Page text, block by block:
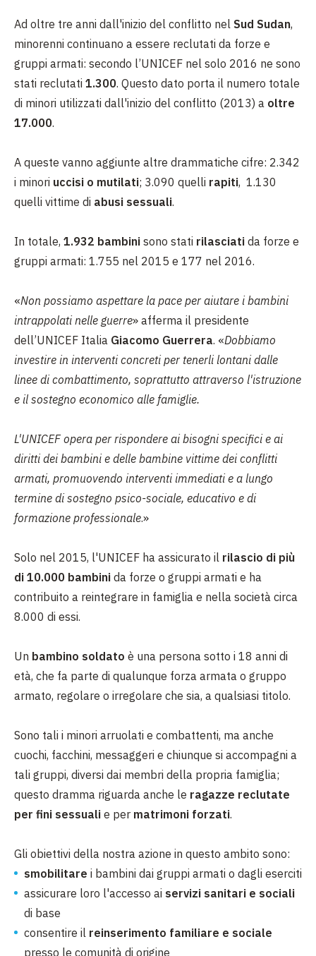
Ad oltre tre anni dall'inizio del conflitto nel Sud Sudan,
minorenni continuano a essere reclutati da forze e
gruppi armati: secondo l’UNICEF nel solo 2016 ne sono
stati reclutati 1.300. Questo dato porta il numero totale
di minori utilizzati dall'inizio del conflitto (2013) a oltre
17.000.
A queste vanno aggiunte altre drammatiche cifre: 2.342
i minori uccisi o mutilati; 3.090 quelli rapiti, 1.130
quelli vittime di abusi sessuali.
In totale, 1.932 bambini sono stati rilasciati da forze e
gruppi armati: 1.755 nel 2015 e 177 nel 2016.
«Non possiamo aspettare la pace per aiutare i bambini
intrappolati nelle guerre» afferma il presidente
dell’UNICEF Italia Giacomo Guerrera. «Dobbiamo
investire in interventi concreti per tenerli lontani dalle
linee di combattimento, soprattutto attraverso l'istruzione
e il sostegno economico alle famiglie.
L'UNICEF opera per rispondere ai bisogni specifici e ai
diritti dei bambini e delle bambine vittime dei conflitti
armati, promuovendo interventi immediati e a lungo
termine di sostegno psico-sociale, educativo e di
formazione professionale.»
Solo nel 2015, l'UNICEF ha assicurato il rilascio di più
di 10.000 bambini da forze o gruppi armati e ha
contribuito a reintegrare in famiglia e nella società circa
8.000 di essi.
Un bambino soldato è una persona sotto i 18 anni di
età, che fa parte di qualunque forza armata o gruppo
armato, regolare o irregolare che sia, a qualsiasi titolo.
Sono tali i minori arruolati e combattenti, ma anche
cuochi, facchini, messaggeri e chiunque si accompagni a
tali gruppi, diversi dai membri della propria famiglia;
questo dramma riguarda anche le ragazze reclutate
per fini sessuali e per matrimoni forzati.
Gli obiettivi della nostra azione in questo ambito sono:
smobilitare i bambini dai gruppi armati o dagli eserciti
assicurare loro l'accesso ai servizi sanitari e sociali
di base
consentire il reinserimento familiare e sociale
presso le comunità di origine